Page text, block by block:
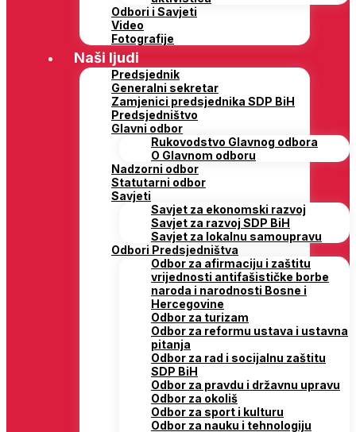
Odbori i Savjeti
Video
Fotografije
Naši ljudi
Predsjednik
Generalni sekretar
Zamjenici predsjednika SDP BiH
Predsjedništvo
Glavni odbor
Rukovodstvo Glavnog odbora
O Glavnom odboru
Nadzorni odbor
Statutarni odbor
Savjeti
Savjet za ekonomski razvoj
Savjet za razvoj SDP BiH
Savjet za lokalnu samoupravu
Odbori Predsjedništva
Odbor za afirmaciju i zaštitu
vrijednosti antifašističke borbe
naroda i narodnosti Bosne i
Hercegovine
Odbor za turizam
Odbor za reformu ustava i ustavna
pitanja
Odbor za rad i socijalnu zaštitu
SDP BiH
Odbor za pravdu i državnu upravu
Odbor za okoliš
Odbor za sport i kulturu
Odbor za nauku i tehnologiju